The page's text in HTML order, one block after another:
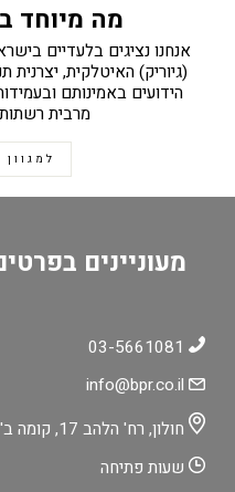
מה מיוחד
(גיוריק) האיטלקית, יצרנית
הידועים באמינותם
מרבית
מעוניינים
חולון, רח' הלהב 17, קומה ב' יחידה C-07
שעות פתיחה